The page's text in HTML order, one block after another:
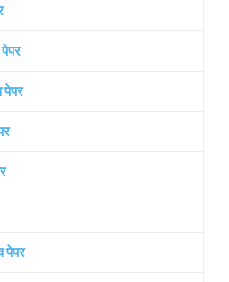
पेपर
पेपर